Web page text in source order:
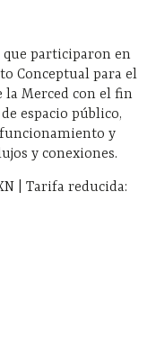
que participaron en
Conceptual para el
la Merced con el fin
espacio público,
y
y conexiones.
| Tarifa reducida: